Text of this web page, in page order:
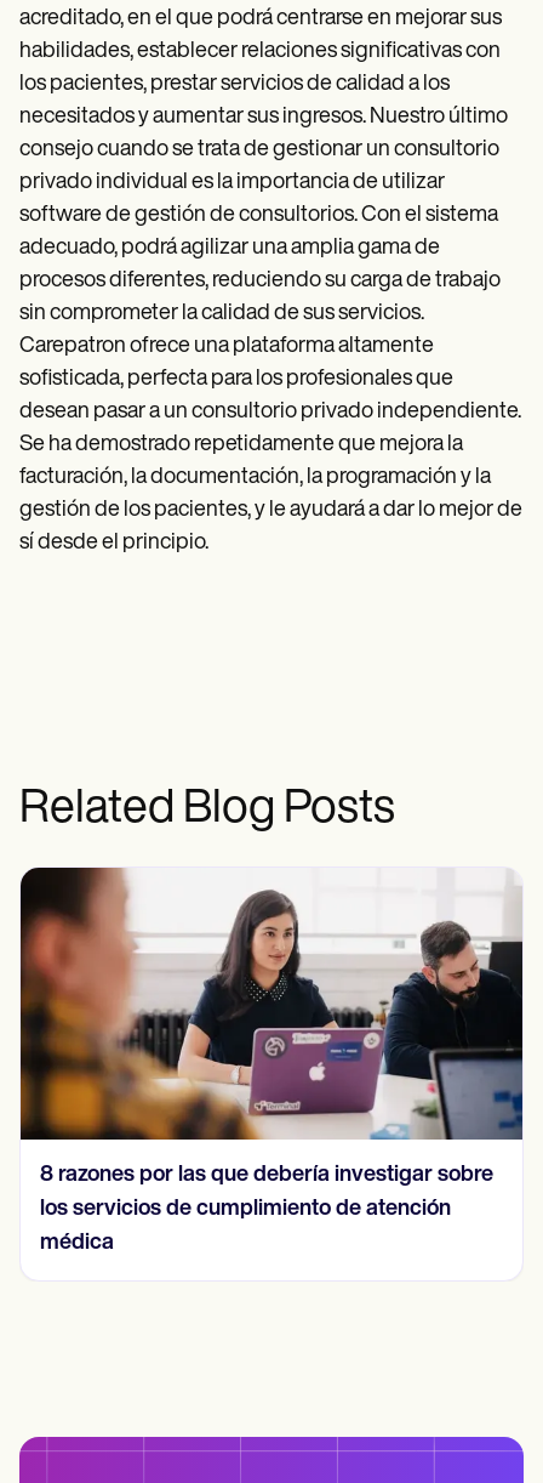
acreditado, en el que podrá centrarse en mejorar sus
habilidades, establecer relaciones significativas con
los pacientes, prestar servicios de calidad a los
necesitados y aumentar sus ingresos. Nuestro último
consejo cuando se trata de gestionar un consultorio
privado individual es la importancia de utilizar
software de gestión de consultorios. Con el sistema
adecuado, podrá agilizar una amplia gama de
procesos diferentes, reduciendo su carga de trabajo
sin comprometer la calidad de sus servicios.
Carepatron ofrece una plataforma altamente
sofisticada, perfecta para los profesionales que
desean pasar a un consultorio privado independiente.
Se ha demostrado repetidamente que mejora la
facturación, la documentación, la programación y la
gestión de los pacientes, y le ayudará a dar lo mejor de
sí desde el principio.
Related Blog Posts
8 razones por las que debería investigar sobre
los servicios de cumplimiento de atención
médica